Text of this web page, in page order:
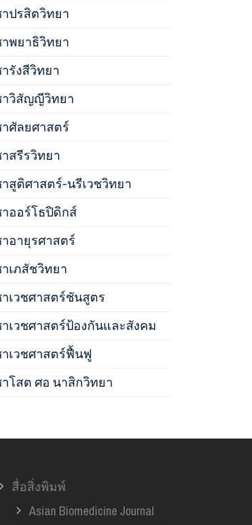
ปรสิตวิทยา
พยาธิวิทยา
รังสีวิทยา
วิสัญญีวิทยา
ศัลยศาสตร์
สรีรวิทยา
สูติศาสตร์-นรีเวชวิทยา
ออร์โธปิดิกส์
อายุรศาสตร์
เภสัชวิทยา
เวชศาสตร์ชันสูตร
เวชศาสตร์ป้องกันและสังคม
เวชศาสตร์ฟื้นฟู
โสต ศอ นาสิกวิทยา
สื่อสิ่งพิมพ์
Asian Biomedicine Journal